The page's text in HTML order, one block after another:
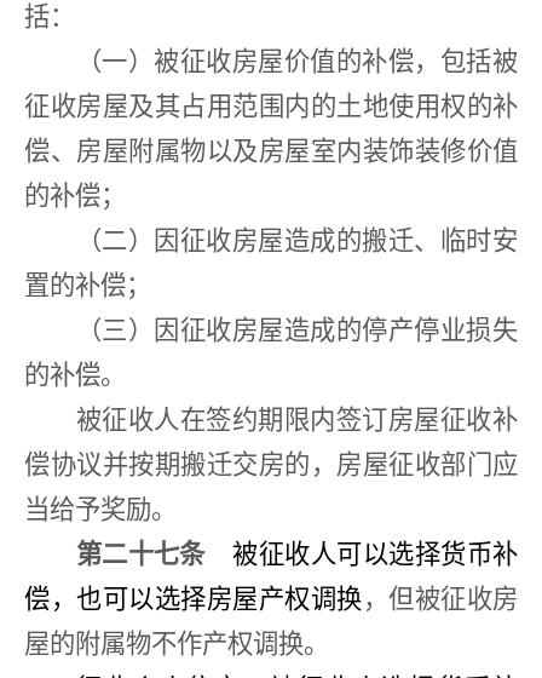
括：
（一）被征收房屋价值的补偿，包括被
征收房屋及其占用范围内的土地使用权的补
偿、房屋附属物以及房屋室内装饰装修价值
的补偿；
（二）因征收房屋造成的搬迁、临时安
置的补偿；
（三）因征收房屋造成的停产停业损失
的补偿。
被征收人在签约期限内签订房屋征收补
偿协议并按期搬迁交房的，房屋征收部门应
当给予奖励。
第二十七条
被征收人可以选择货币补
偿，也可以选择房屋产权调换，但被征收房
屋的附属物不作产权调换。